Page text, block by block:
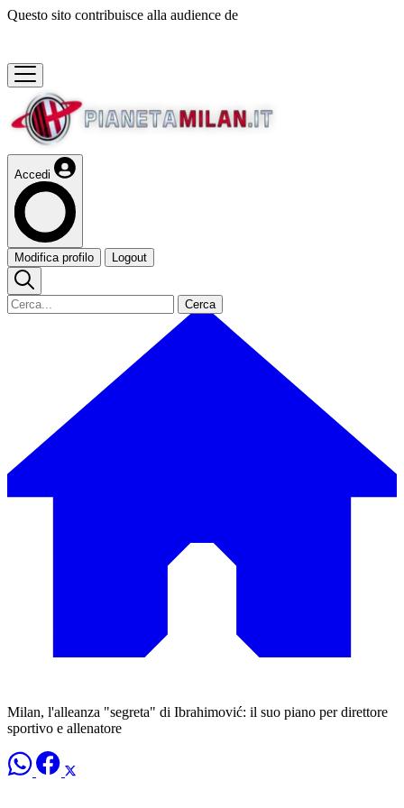
Questo sito contribuisce alla audience de
Accedi
Modifica profilo Logout
Cerca
Milan, l'alleanza "segreta" di Ibrahimović: il suo piano per direttore
sportivo e allenatore